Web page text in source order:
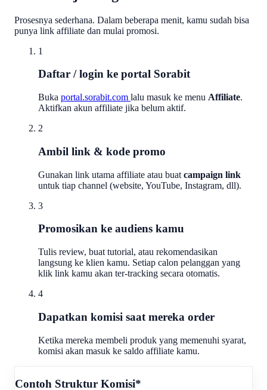
Prosesnya sederhana. Dalam beberapa menit, kamu sudah bisa
punya link affiliate dan mulai promosi.
1
Daftar / login ke portal Sorabit
Buka portal.sorabit.com lalu masuk ke menu Affiliate.
Aktifkan akun affiliate jika belum aktif.
2
Ambil link & kode promo
Gunakan link utama affiliate atau buat campaign link
untuk tiap channel (website, YouTube, Instagram, dll).
3
Promosikan ke audiens kamu
Tulis review, buat tutorial, atau rekomendasikan
langsung ke klien kamu. Setiap calon pelanggan yang
klik link kamu akan ter-tracking secara otomatis.
4
Dapatkan komisi saat mereka order
Ketika mereka membeli produk yang memenuhi syarat,
komisi akan masuk ke saldo affiliate kamu.
Contoh Struktur Komisi*